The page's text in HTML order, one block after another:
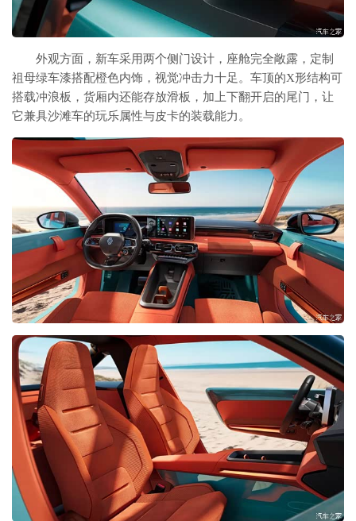
外观方面，新车采用两个侧门设计，座舱完全敞露，定制
祖母绿车漆搭配橙色内饰，视觉冲击力十足。车顶的X形结构可
搭载冲浪板，货厢内还能存放滑板，加上下翻开启的尾门，让
它兼具沙滩车的玩乐属性与皮卡的装载能力。